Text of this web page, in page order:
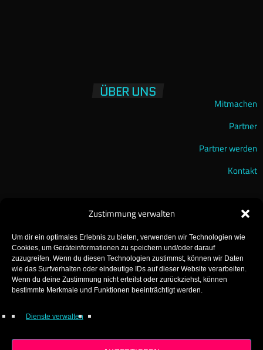
Zustimmung verwalten
Um dir ein optimales Erlebnis zu bieten, verwenden wir Technologien wie
Cookies, um Geräteinformationen zu speichern und/oder darauf
zuzugreifen. Wenn du diesen Technologien zustimmst, können wir Daten
wie das Surfverhalten oder eindeutige IDs auf dieser Website verarbeiten.
Wenn du deine Zustimmung nicht erteilst oder zurückziehst, können
bestimmte Merkmale und Funktionen beeinträchtigt werden.
Dienste verwalten
ÜBER UNS
Mitmachen
Partner
Partner werden
Kontakt
GearFM – The Gearhead Radio!